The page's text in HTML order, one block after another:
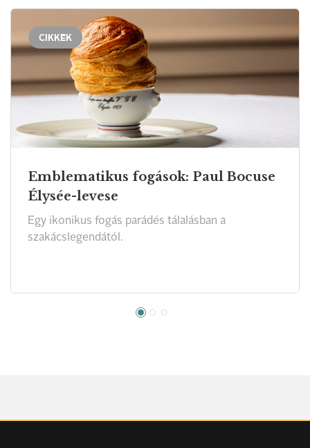
CIKKEK
Emblematikus fogások: Paul Bocuse
Élysée-levese
Egy ikonikus fogás parádés tálalásban a
szakácslegendától.